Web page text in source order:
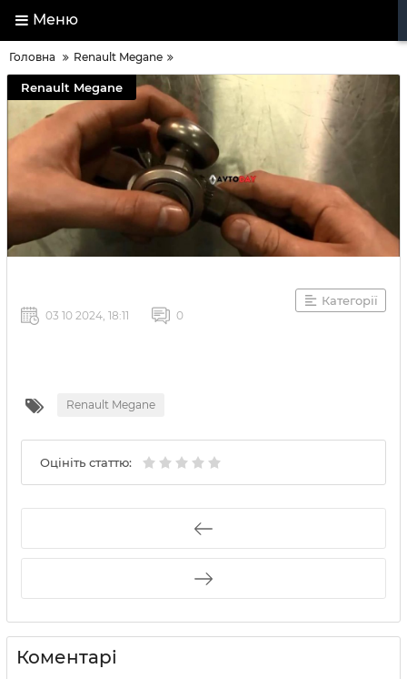
Меню
Головна Renault Megane
Renault Megane
Категорії
03 10 2024, 18:11 0
Renault Megane
Оцініть статтю:
Коментарі